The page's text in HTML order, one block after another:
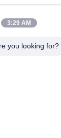
Productos
Sobre
3:29 AM
you looking for?